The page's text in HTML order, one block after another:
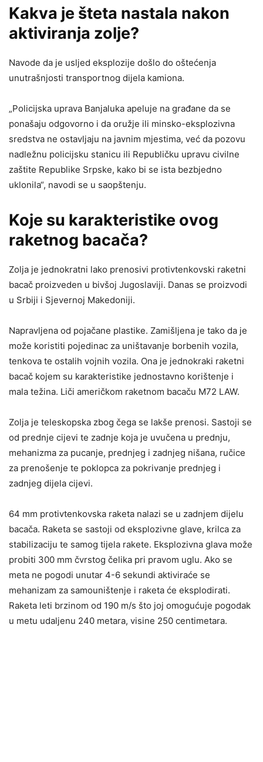
Kakva je šteta nastala nakon
aktiviranja zolje?
Navode da je usljed eksplozije došlo do oštećenja
unutrašnjosti transportnog dijela kamiona.
„Policijska uprava Banjaluka apeluje na građane da se
ponašaju odgovorno i da oružje ili minsko-eksplozivna
sredstva ne ostavljaju na javnim mjestima, već da pozovu
nadležnu policijsku stanicu ili Republičku upravu civilne
zaštite Republike Srpske, kako bi se ista bezbjedno
uklonila“, navodi se u saopštenju.
Koje su karakteristike ovog
raketnog bacača?
Zolja je jednokratni lako prenosivi protivtenkovski raketni
bacač proizveden u bivšoj Jugoslaviji. Danas se proizvodi
u Srbiji i Sjevernoj Makedoniji.
Napravljena od pojačane plastike. Zamišljena je tako da je
može koristiti pojedinac za uništavanje borbenih vozila,
tenkova te ostalih vojnih vozila. Ona je jednokraki raketni
bacač kojem su karakteristike jednostavno korištenje i
mala težina. Liči američkom raketnom bacaču M72 LAW.
Zolja je teleskopska zbog čega se lakše prenosi. Sastoji se
od prednje cijevi te zadnje koja je uvučena u prednju,
mehanizma za pucanje, prednjeg i zadnjeg nišana, ručice
za prenošenje te poklopca za pokrivanje prednjeg i
zadnjeg dijela cijevi.
64 mm protivtenkovska raketa nalazi se u zadnjem dijelu
bacača. Raketa se sastoji od eksplozivne glave, krilca za
stabilizaciju te samog tijela rakete. Eksplozivna glava može
probiti 300 mm čvrstog čelika pri pravom uglu. Ako se
meta ne pogodi unutar 4-6 sekundi aktiviraće se
mehanizam za samouništenje i raketa će eksplodirati.
Raketa leti brzinom od 190 m/s što joj omogućuje pogodak
u metu udaljenu 240 metara, visine 250 centimetara.